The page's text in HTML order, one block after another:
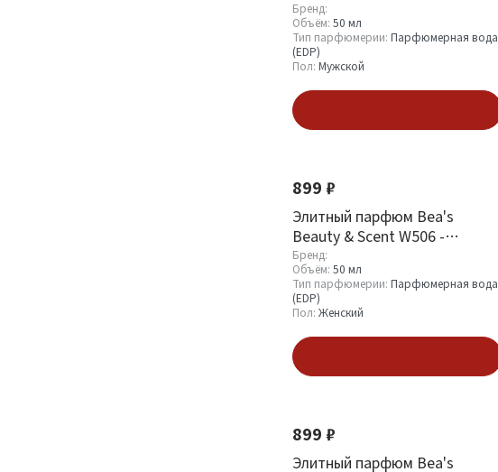
Dolce&Gabbana The one for
Men
Бренд:
Объём: 50 мл
Тип парфюмерии: Парфюмерная вода
(EDP)
Пол: Мужской
899 ₽
Элитный парфюм Bea's
Beauty & Scent W506 -
Dolce&Gabbana №3
L`imperatrice
Бренд:
Объём: 50 мл
Тип парфюмерии: Парфюмерная вода
(EDP)
Пол: Женский
899 ₽
Элитный парфюм Bea's